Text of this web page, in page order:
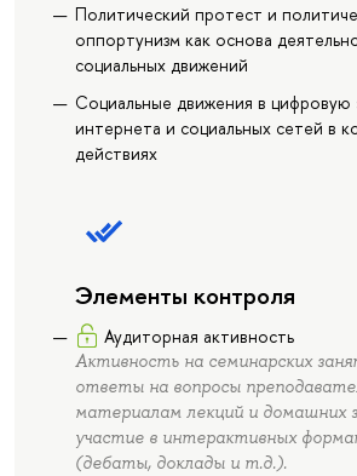
Политический протест и
оппортунизм как основа
социальных движений
Социальные движения в цифровую
интернета и социальных сетей в
действиях
Элементы контроля
Аудиторная активность
Активность на семинарских
ответы на вопросы
материалам лекций и домашних
участие в интерактивных
(дебаты, доклады и т.д.).